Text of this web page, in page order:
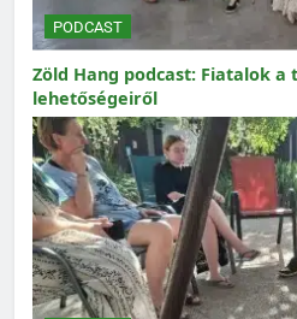
PODCAST
Zöld Hang podcast: Fiatalok
lehetőségeiről